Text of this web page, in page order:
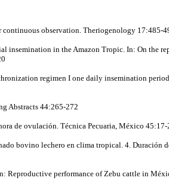
continuous observation. Theriogenology 17:485-
insemination in the Amazon Tropic. In: On the
regimen I one daily insemination period
Abstracts 44:265-272
de ovulación. Técnica Pecuaria, México 45:17-
bovino lechero en clima tropical. 4. Duración
Reproductive performance of Zebu cattle in